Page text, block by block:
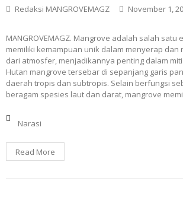
Redaksi MANGROVEMAGZ November 1,
MANGROVEMAGZ. Mangrove adalah salah satu
memiliki kemampuan unik dalam menyerap dan
dari atmosfer, menjadikannya penting dalam
Hutan mangrove tersebar di sepanjang garis
daerah tropis dan subtropis. Selain berfungsi
beragam spesies laut dan darat, mangrove
Narasi
Read More